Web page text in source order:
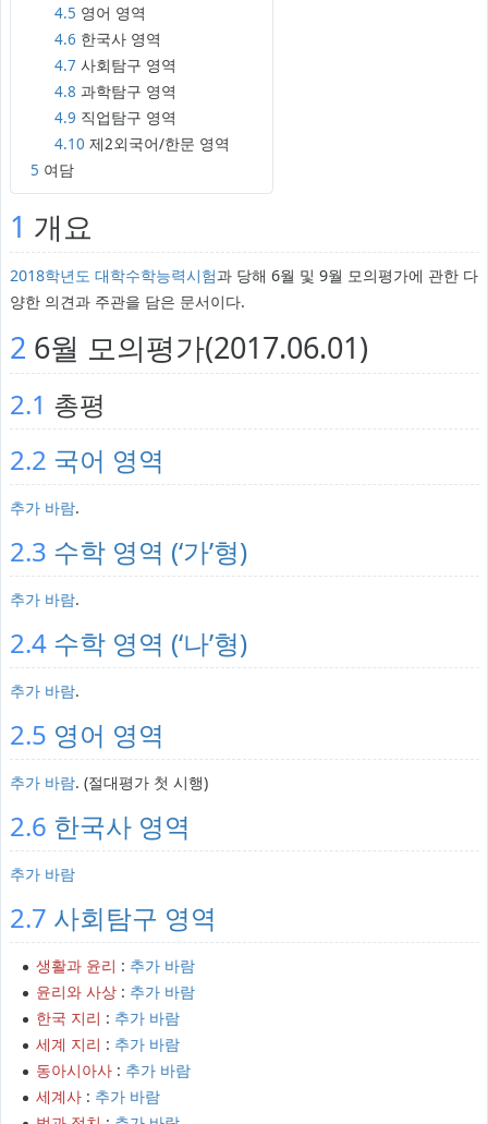
4.5 영어 영역
4.6 한국사 영역
4.7 사회탐구 영역
4.8 과학탐구 영역
4.9 직업탐구 영역
4.10 제2외국어/한문 영역
5 여담
1 개요
2018학년도 대학수학능력시험과 당해 6월 및 9월 모의평가에 관한 다
양한 의견과 주관을 담은 문서이다.
2 6월 모의평가(2017.06.01)
2.1 총평
2.2 국어 영역
추가 바람.
2.3 수학 영역 (‘가’형)
추가 바람.
2.4 수학 영역 (‘나’형)
추가 바람.
2.5 영어 영역
추가 바람. (절대평가 첫 시행)
2.6 한국사 영역
추가 바람
2.7 사회탐구 영역
생활과 윤리 : 추가 바람
윤리와 사상: 추가 바람
한국 지리 : 추가 바람
세계 지리 : 추가 바람
동아시아사: 추가 바람
세계사: 추가 바람